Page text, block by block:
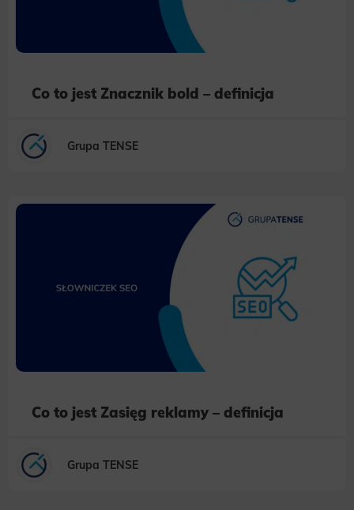
habits and demographic criteria. Also, third-party files that, in conjunction with files installed while browsing other
websites, profile the user, providing him or her with the marketing, advertising and retargeting content deemed most
Co to jest Znacznik bold – definicja
Grupa TENSE
Co to jest Zasięg reklamy – definicja
Grupa TENSE